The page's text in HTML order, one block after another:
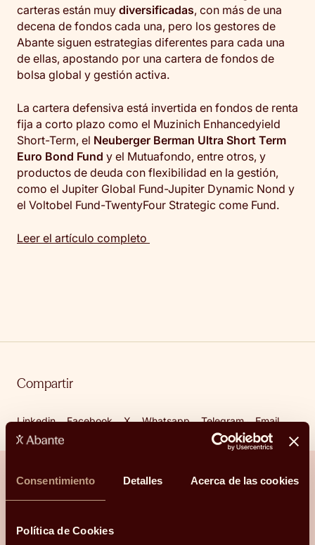
Consentimiento Detalles Acerca de las cookies
Política de Cookies
carteras están muy diversificadas, con más de una
decena de fondos cada una, pero los gestores de
Abante siguen estrategias diferentes para cada una
de ellas, apostando por una cartera de fondos de
bolsa global y gestión activa.
La cartera defensiva está invertida en fondos de renta
fija a corto plazo como el Muzinich Enhancedyield
Short-Term, el Neuberger Berman Ultra Short Term
Euro Bond Fund y el Mutuafondo, entre otros, y
productos de deuda con flexibilidad en la gestión,
como el Jupiter Global Fund-Jupiter Dynamic Nond y
el Voltobel Fund-TwentyFour Strategic come Fund.
Leer el artículo completo
Compartir
Linkedin Facebook X Whatsapp Telegram Email